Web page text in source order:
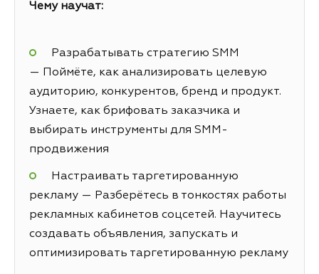
Чему научат:
Разрабатывать стратегию SMM
— Поймёте, как анализировать целевую
аудиторию, конкурентов, бренд и продукт.
Узнаете, как брифовать заказчика и
выбирать инструменты для SMM-
продвижения
Настраивать таргетированную
рекламу — Разберётесь в тонкостях работы
рекламных кабинетов соцсетей. Научитесь
создавать объявления, запускать и
оптимизировать таргетированную рекламу